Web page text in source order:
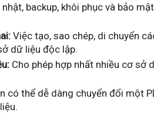
nhật, backup, khôi phục và bảo
Việc tạo, sao chép, di chuyển
dữ liệu độc lập.
Cho phép hợp nhất nhiều cơ sở
có thể dễ dàng chuyển đổi một